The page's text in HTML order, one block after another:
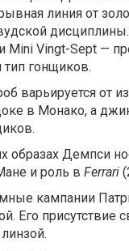
линия от
Mini Vingt-Sept —
гонщиков.
варьируется от
в Монако, а
образах Демпси
и роль в Ferrari
кампании
Его присутствие